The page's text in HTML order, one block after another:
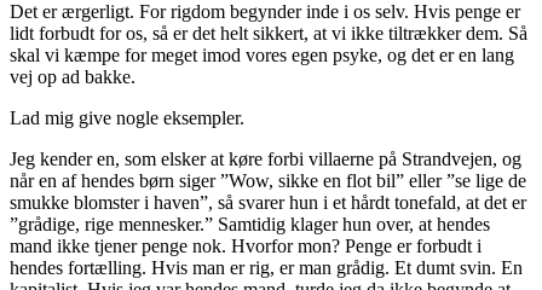
Det er ærgerligt. For rigdom begynder inde i os selv. Hvis penge er
lidt forbudt for os, så er det helt sikkert, at vi ikke tiltrækker dem. Så
skal vi kæmpe for meget imod vores egen psyke, og det er en lang
vej op ad bakke.
Lad mig give nogle eksempler.
Jeg kender en, som elsker at køre forbi villaerne på Strandvejen, og
når en af hendes børn siger ”Wow, sikke en flot bil” eller ”se lige de
smukke blomster i haven”, så svarer hun i et hårdt tonefald, at det er
”grådige, rige mennesker.” Samtidig klager hun over, at hendes
mand ikke tjener penge nok. Hvorfor mon? Penge er forbudt i
hendes fortælling. Hvis man er rig, er man grådig. Et dumt svin. En